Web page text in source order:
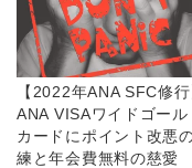
【2022年ANA SFC修行
ANA VISAワイドゴール
カードにポイント改悪
練と年会費無料の慈愛